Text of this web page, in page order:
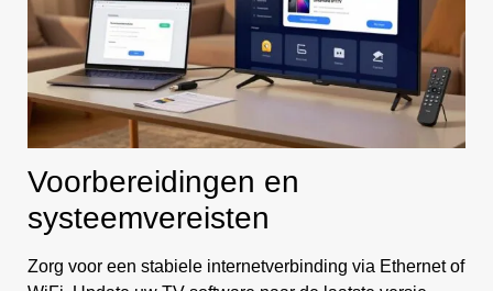
Voorbereidingen en
systeemvereisten
Zorg voor een stabiele internetverbinding via Ethernet of